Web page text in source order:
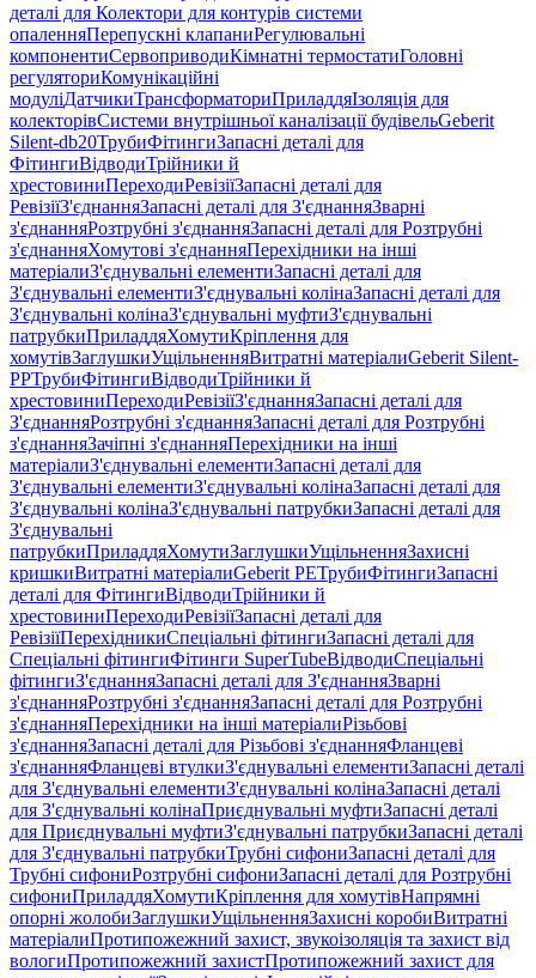
деталі для Колектори для контурів системи
опаленняПерепускні клапаниРегулювальні
компонентиСервоприводиКімнатні термостатиГоловні
регуляториКомунікаційні
модуліДатчикиТрансформаториПриладдяІзоляція для
колекторівСистеми внутрішньої каналізації будівельGeberit
Silent-db20ТрубиФітингиЗапасні деталі для
ФітингиВідводиТрійники й
хрестовиниПереходиРевізіїЗапасні деталі для
РевізіїЗ'єднанняЗапасні деталі для З'єднанняЗварні
з'єднанняРозтрубні з'єднанняЗапасні деталі для Розтрубні
з'єднанняХомутові з'єднанняПерехідники на інші
матеріалиЗ'єднувальні елементиЗапасні деталі для
З'єднувальні елементиЗ'єднувальні колінаЗапасні деталі для
З'єднувальні колінаЗ'єднувальні муфтиЗ'єднувальні
патрубкиПриладдяХомутиКріплення для
хомутівЗаглушкиУщільненняВитратні матеріалиGeberit Silent-
PPТрубиФітингиВідводиТрійники й
хрестовиниПереходиРевізіїЗ'єднанняЗапасні деталі для
З'єднанняРозтрубні з'єднанняЗапасні деталі для Розтрубні
з'єднанняЗачіпні з'єднанняПерехідники на інші
матеріалиЗ'єднувальні елементиЗапасні деталі для
З'єднувальні елементиЗ'єднувальні колінаЗапасні деталі для
З'єднувальні колінаЗ'єднувальні патрубкиЗапасні деталі для
З'єднувальні
патрубкиПриладдяХомутиЗаглушкиУщільненняЗахисні
кришкиВитратні матеріалиGeberit PEТрубиФітингиЗапасні
деталі для ФітингиВідводиТрійники й
хрестовиниПереходиРевізіїЗапасні деталі для
РевізіїПерехідникиСпеціальні фітингиЗапасні деталі для
Спеціальні фітингиФітинги SuperTubeВідводиСпеціальні
фітингиЗ'єднанняЗапасні деталі для З'єднанняЗварні
з'єднанняРозтрубні з'єднанняЗапасні деталі для Розтрубні
з'єднанняПерехідники на інші матеріалиРізьбові
з'єднанняЗапасні деталі для Різьбові з'єднанняФланцеві
з'єднанняФланцеві втулкиЗ'єднувальні елементиЗапасні деталі
для З'єднувальні елементиЗ'єднувальні колінаЗапасні деталі
для З'єднувальні колінаПриєднувальні муфтиЗапасні деталі
для Приєднувальні муфтиЗ'єднувальні патрубкиЗапасні деталі
для З'єднувальні патрубкиТрубні сифониЗапасні деталі для
Трубні сифониРозтрубні сифониЗапасні деталі для Розтрубні
сифониПриладдяХомутиКріплення для хомутівНапрямні
опорні жолобиЗаглушкиУщільненняЗахисні коробиВитратні
матеріалиПротипожежний захист, звукоізоляція та захист від
вологиПротипожежний захистПротипожежний захист для